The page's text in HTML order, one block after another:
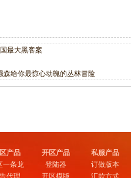
最大黑客案
森给你最惊心动魄的丛林冒险
产品
一条龙
代理
开区产品
登陆器
开区模版
私服产品
订做版本
汇款方式